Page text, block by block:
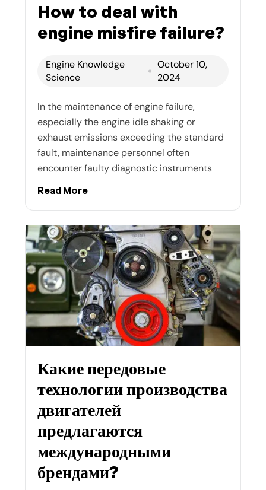
How to deal with
engine misfire failure?
Engine Knowledge
Science
October 10,
2024
In the maintenance of engine failure,
especially the engine idle shaking or
exhaust emissions exceeding the standard
fault, maintenance personnel often
encounter faulty diagnostic instruments
Read More
Какие передовые
технологии производства
двигателей
предлагаются
международными
брендами?